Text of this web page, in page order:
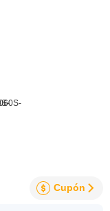
Cupón